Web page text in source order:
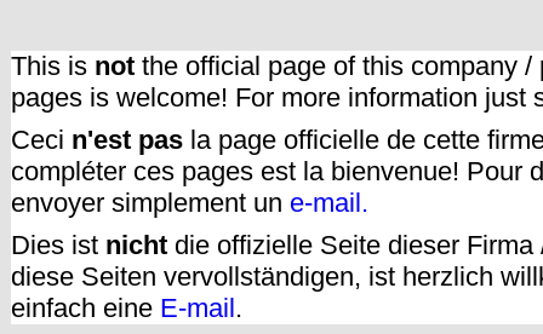
This is not the official page of this company
pages is welcome! For more information just
Ceci n'est pas la page officielle de cette
compléter ces pages est la bienvenue! Pour
envoyer simplement un e-mail.
Dies ist nicht die offizielle Seite dieser
diese Seiten vervollständigen, ist herzlich
einfach eine E-mail.